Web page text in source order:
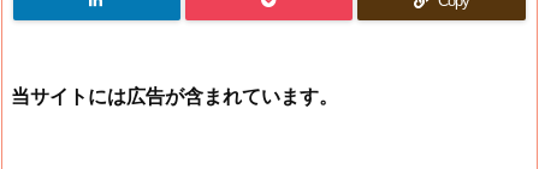
当サイトには広告が含まれています。